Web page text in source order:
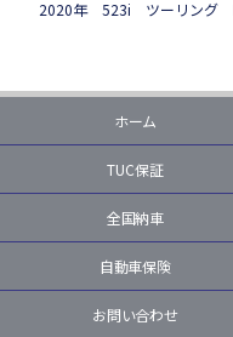
2020年 523i ツーリング
ホーム
TUC保証
全国納車
自動車保険
お問い合わせ